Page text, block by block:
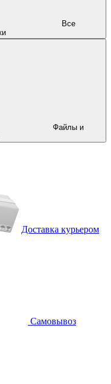
Доставка курьером
Самовывоз